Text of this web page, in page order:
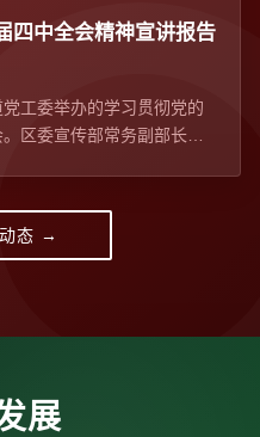
四中全会精神宣讲报告
工委举办的学习贯彻党的
区委宣传部常务副部长、
态 →
展